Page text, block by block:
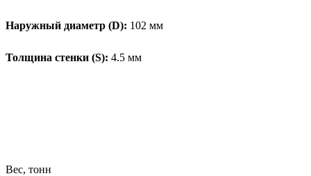
Наружный диаметр (D): 102 мм
Толщина стенки (S): 4.5 мм
Вес, тонн